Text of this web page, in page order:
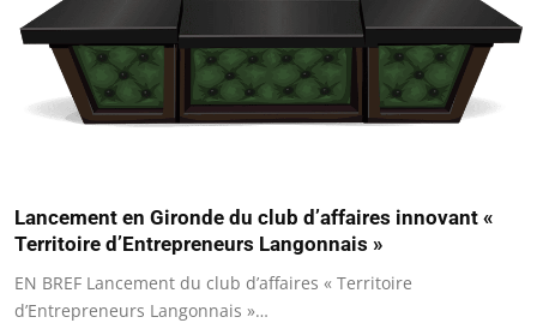
Lancement en Gironde du club d’affaires innovant «
Territoire d’Entrepreneurs Langonnais »
EN BREF Lancement du club d’affaires « Territoire
d’Entrepreneurs Langonnais »…